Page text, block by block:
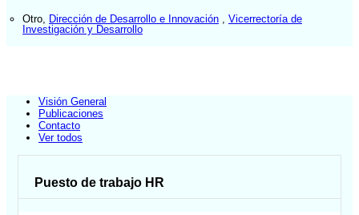
Otro Dirección de Desarrollo e Innovación
Vicerrectoría de
Investigación y Desarrollo
Visión General
Publicaciones
Contacto
Ver todos
Puesto de trabajo HR